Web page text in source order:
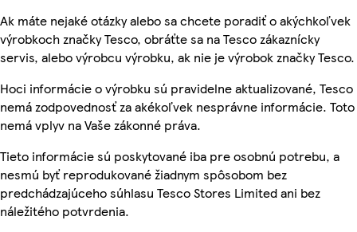
Ak máte nejaké otázky alebo sa chcete poradiť o akýchkoľvek
výrobkoch značky Tesco, obráťte sa na Tesco zákaznícky
servis, alebo výrobcu výrobku, ak nie je výrobok značky Tesco.
Hoci informácie o výrobku sú pravidelne aktualizované, Tesco
nemá zodpovednosť za akékoľvek nesprávne informácie. Toto
nemá vplyv na Vaše zákonné práva.
Tieto informácie sú poskytované iba pre osobnú potrebu, a
nesmú byť reprodukované žiadnym spôsobom bez
predchádzajúceho súhlasu Tesco Stores Limited ani bez
náležitého potvrdenia.